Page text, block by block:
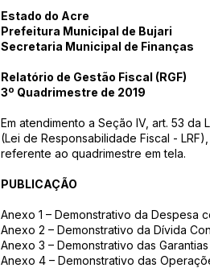
Estado do Acre
Prefeitura Municipal de Bujari
Secretaria Municipal de Finanças
Relatório de Gestão Fiscal (RGF)
3º Quadrimestre de 2019
Em atendimento a Seção IV, art. 53 da
(Lei de Responsabilidade Fiscal -
referente ao quadrimestre em tela.
PUBLICAÇÃO
Anexo 1 – Demonstrativo da Despesa
Anexo 2 – Demonstrativo da Dívida
Anexo 3 – Demonstrativo das
Anexo 4 – Demonstrativo das